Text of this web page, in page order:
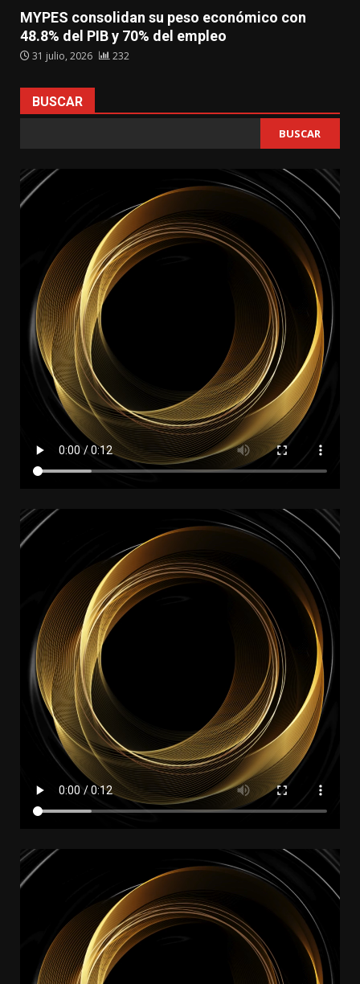
MYPES consolidan su peso económico con
48.8% del PIB y 70% del empleo
31 julio, 2026 232
BUSCAR
BUSCAR